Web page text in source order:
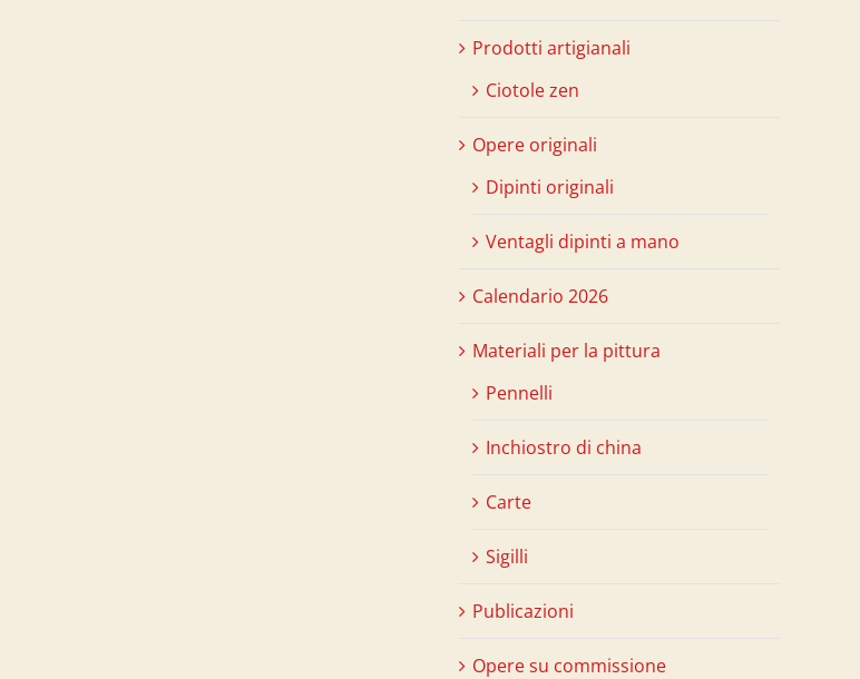
Prodotti artigianali
Ciotole zen
Opere originali
Dipinti originali
Ventagli dipinti a mano
Calendario 2026
Materiali per la pittura
Pennelli
Inchiostro di china
Carte
Sigilli
Publicazioni
Opere su commissione